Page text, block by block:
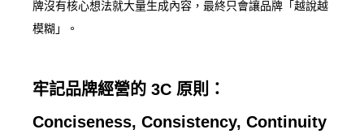
牌沒有核心想法就大量生成內容，最終只會讓品牌「越說越
模糊」。
牢記品牌經營的 3C 原則：
Conciseness, Consistency, Continuity